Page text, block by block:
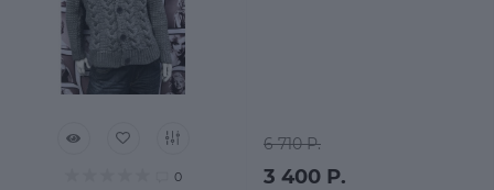
0
6 710 Р.
3 400 Р.